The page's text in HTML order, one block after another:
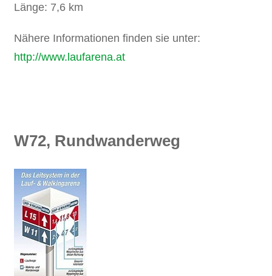
Länge: 7,6 km
Nähere Informationen finden sie unter:
http://www.laufarena.at
W72, Rundwanderweg